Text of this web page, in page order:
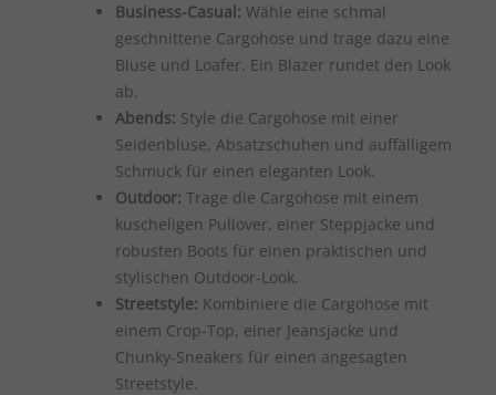
Business-Casual: Wähle eine schmal
geschnittene Cargohose und trage dazu eine
Bluse und Loafer. Ein Blazer rundet den Look
ab.
Abends: Style die Cargohose mit einer
Seidenbluse, Absatzschuhen und auffälligem
Schmuck für einen eleganten Look.
Outdoor: Trage die Cargohose mit einem
kuscheligen Pullover, einer Steppjacke und
robusten Boots für einen praktischen und
stylischen Outdoor-Look.
Streetstyle: Kombiniere die Cargohose mit
einem Crop-Top, einer Jeansjacke und
Chunky-Sneakers für einen angesagten
Streetstyle.